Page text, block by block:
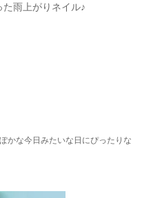
雨上がりネイル♪
かな今日みたいな日にぴったりな